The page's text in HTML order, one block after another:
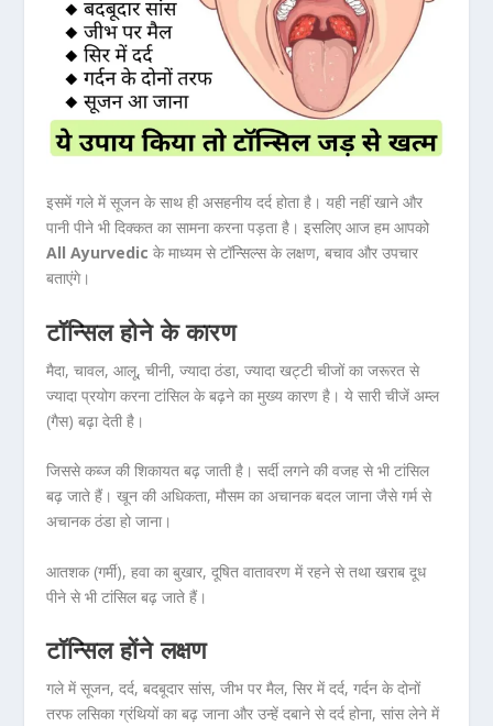
इसमें गले में सूजन के साथ ही असहनीय दर्द होता है। यही नहीं खाने और
पानी पीने भी दिक्कत का सामना करना पड़ता है। इसलिए आज हम आपको
All Ayurvedic के माध्यम से टॉन्सिल्स के लक्षण, बचाव और उपचार
बताएंगे।
टॉन्सिल होने के कारण
मैदा, चावल, आलू, चीनी, ज्यादा ठंडा, ज्यादा खट्टी चीजों का जरूरत से
ज्यादा प्रयोग करना टांसिल के बढ़ने का मुख्य कारण है। ये सारी चीजें अम्ल
(गैस) बढ़ा देती है।
जिससे कब्ज की शिकायत बढ़ जाती है। सर्दी लगने की वजह से भी टांसिल
बढ़ जाते हैं। खून की अधिकता, मौसम का अचानक बदल जाना जैसे गर्म से
अचानक ठंडा हो जाना।
आतशक (गर्मी), हवा का बुखार, दूषित वातावरण में रहने से तथा खराब दूध
पीने से भी टांसिल बढ़ जाते हैं।
टॉन्सिल होंने लक्षण
गले में सूजन, दर्द, बदबूदार सांस, जीभ पर मैल, सिर में दर्द, गर्दन के दोनों
तरफ लसिका ग्रंथियों का बढ़ जाना और उन्हें दबाने से दर्द होना, सांस लेने में